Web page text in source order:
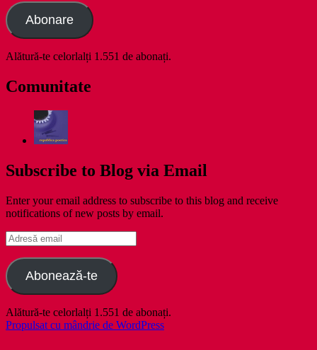
Abonare
Alătură-te celorlalți 1.551 de abonați.
Comunitate
Subscribe to Blog via Email
Enter your email address to subscribe to this blog and receive
notifications of new posts by email.
Adresă
email
Abonează-te
Alătură-te celorlalți 1.551 de abonați.
Propulsat cu mândrie de WordPress